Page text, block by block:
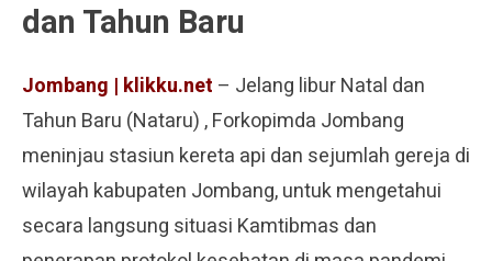
dan Tahun Baru
Jombang | klikku.net – Jelang libur Natal dan
Tahun Baru (Nataru) , Forkopimda Jombang
meninjau stasiun kereta api dan sejumlah gereja di
wilayah kabupaten Jombang, untuk mengetahui
secara langsung situasi Kamtibmas dan